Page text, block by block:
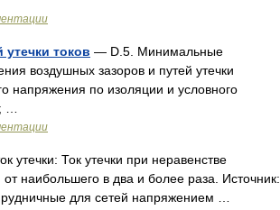
токов — D.5. Минимальные
воздушных зазоров и путей утечки
напряжения по изоляции и условного
…
утечки: Ток утечки при неравенстве
наибольшего в два и более раза. Источник:
для сетей напряжением …